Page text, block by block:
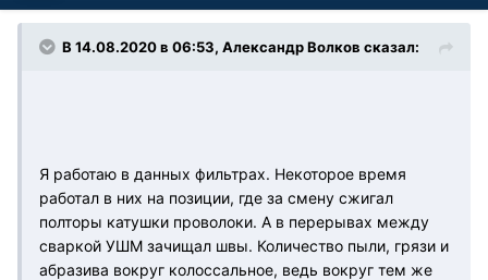
В 14.08.2020 в 06:53, Александр Волков сказал:
Я работаю в данных фильтрах. Некоторое время
работал в них на позиции, где за смену сжигал
полторы катушки проволоки. А в перерывах между
сваркой УШМ зачищал швы. Количество пыли, грязи и
абразива вокруг колоссальное, ведь вокруг тем же